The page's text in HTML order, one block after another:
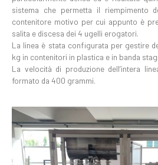
sistema che permetta il riempimento
contenitore motivo per cui appunto è
salita e discesa dei 4 ugelli erogatori.
La linea è stata configurata per gestire
kg in contenitori in plastica e in banda
La velocità di produzione dell’intera
formato da 400 grammi.